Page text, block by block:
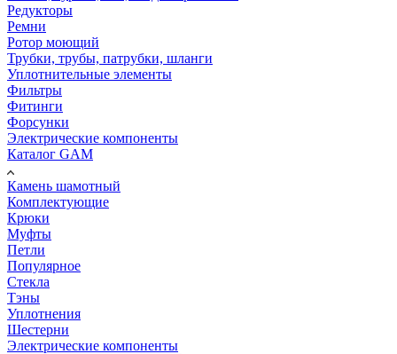
Редукторы
Ремни
Ротор моющий
Трубки, трубы, патрубки, шланги
Уплотнительные элементы
Фильтры
Фитинги
Форсунки
Электрические компоненты
Каталог GAM
Камень шамотный
Комплектующие
Крюки
Муфты
Петли
Популярное
Стекла
Тэны
Уплотнения
Шестерни
Электрические компоненты